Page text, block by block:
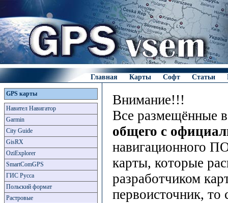
Главная Карты Софт Статьи
GPS карты
Навител Навигатор
Garmin
City Guide
GisRX
OziExplorer
SmartComGPS
ГИС Русса
Польский формат
Растровые
Внимание!!!
Все размещённые
общего с
навигационного
карты, которые
разработчиком
первоисточник,